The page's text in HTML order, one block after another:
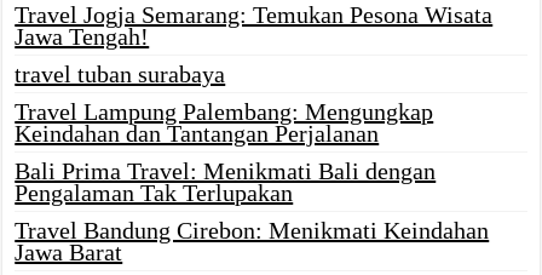
Travel Jogja Semarang: Temukan Pesona Wisata
Jawa Tengah!
travel tuban surabaya
Travel Lampung Palembang: Mengungkap
Keindahan dan Tantangan Perjalanan
Bali Prima Travel: Menikmati Bali dengan
Pengalaman Tak Terlupakan
Travel Bandung Cirebon: Menikmati Keindahan
Jawa Barat